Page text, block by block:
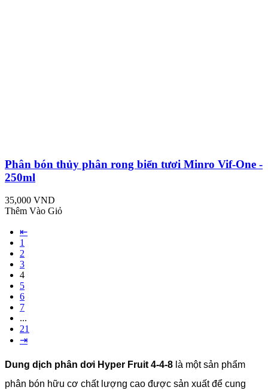
Phân bón thủy phân rong biển tươi Minro Vif-One -
250ml
35,000 VND
Thêm Vào Giỏ
⇤
1
2
3
4
5
6
7
...
21
⇥
Dung dịch phân dơi Hyper Fruit 4-4-8 là một sản phẩm
phân bón hữu cơ chất lượng cao được sản xuất để cung